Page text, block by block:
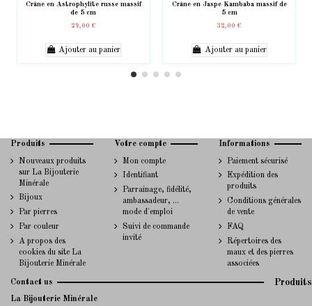
Crâne en Astrophylite russe massif
de 5 cm
29,00 €
Ajouter au panier
Crâne en Jaspe Kambaba massif de
5 cm
32,00 €
Ajouter au panier
Produits
Nouveaux produits
sur La Bijouterie
Minérale
Bijoux
Par pierres
Par couleur
A propos des
cookies du site La
Bijouterie Minérale
Votre compte
Mon compte
Identifiant
Parrainage, fidélité,
ambassadeur, ...
mode d'emploi
Suivi de commande
invité
Informations
Paiement sécurisé
Expédition des
produits
Conditions générales
de vente
FAQ
Répertoires des
maux et des pierres
associées
Contact us
La Bijouterie Minérale
Produits